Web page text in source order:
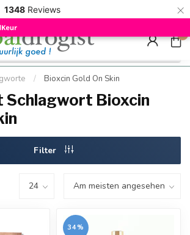
1348 Reviews ×
Versand ab Mindestbestellwert | Minimum
Hızlı
0
/ Bioxcin Gold On Skin
Schlagwort Bioxcin
Filter
34%